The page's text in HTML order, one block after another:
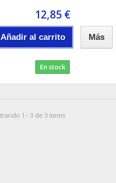
12,85 €
Añadir al carrito Más
En stock
1 - 3 de 3 items